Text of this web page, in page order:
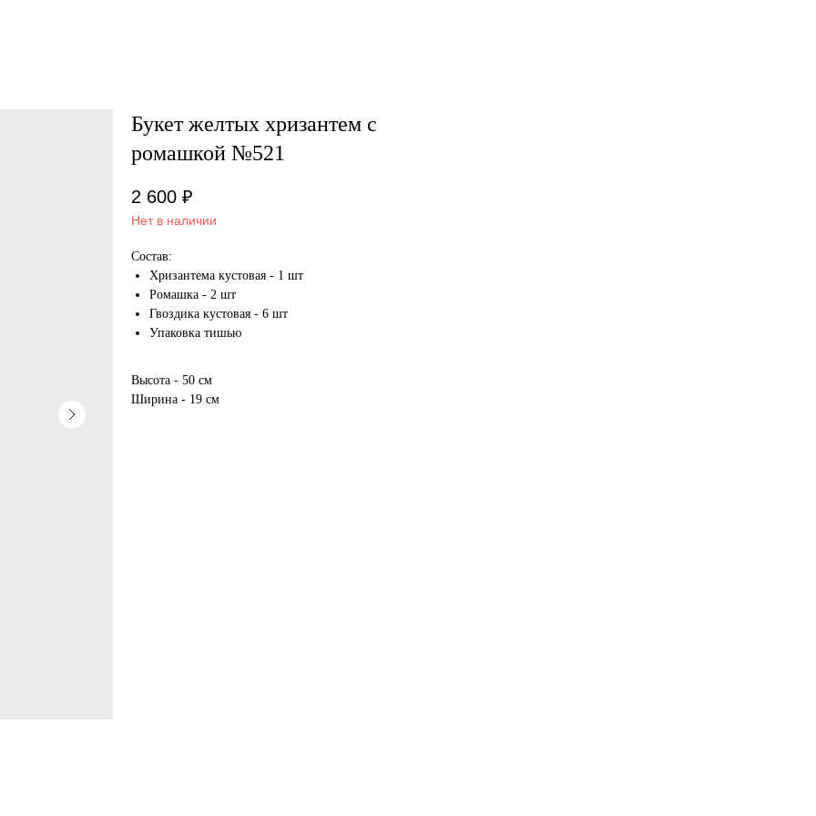
Букет желтых хризантем с
ромашкой №521
2 600 ₽
Нет в наличии
Состав:
Хризантема кустовая - 1 шт
Ромашка - 2 шт
Гвоздика кустовая - 6 шт
Упаковка тишью
Высота - 50 см
Ширина - 19 см